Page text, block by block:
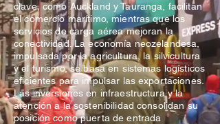
clave, como Auckland y Tauranga, facilitan
el comercio marítimo, mientras que los
servicios de carga aérea mejoran la
conectividad. La economía neozelandesa,
impulsada por la agricultura, la silvicultura
y el turismo, se basa en sistemas logísticos
eficientes para impulsar las exportaciones.
Las inversiones en infraestructura y la
atención a la sostenibilidad consolidan su
posición como puerta de entrada